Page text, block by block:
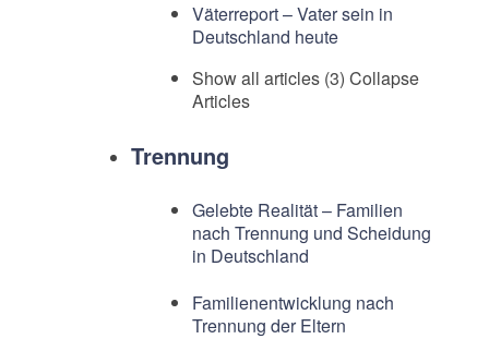
Väterreport – Vater sein in
Deutschland heute
Show all articles (3) Collapse
Articles
Trennung
Gelebte Realität – Familien
nach Trennung und Scheidung
in Deutschland
Familienentwicklung nach
Trennung der Eltern